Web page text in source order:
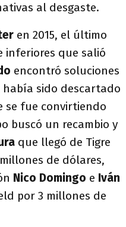
al desgaste.
en 2015, el último
inferiores que salió
encontró soluciones
había sido descartado
se fue convirtiendo
buscó un recambio y
que llegó de Tigre
de dólares,
Nico Domingo e Iván
por 3 millones de